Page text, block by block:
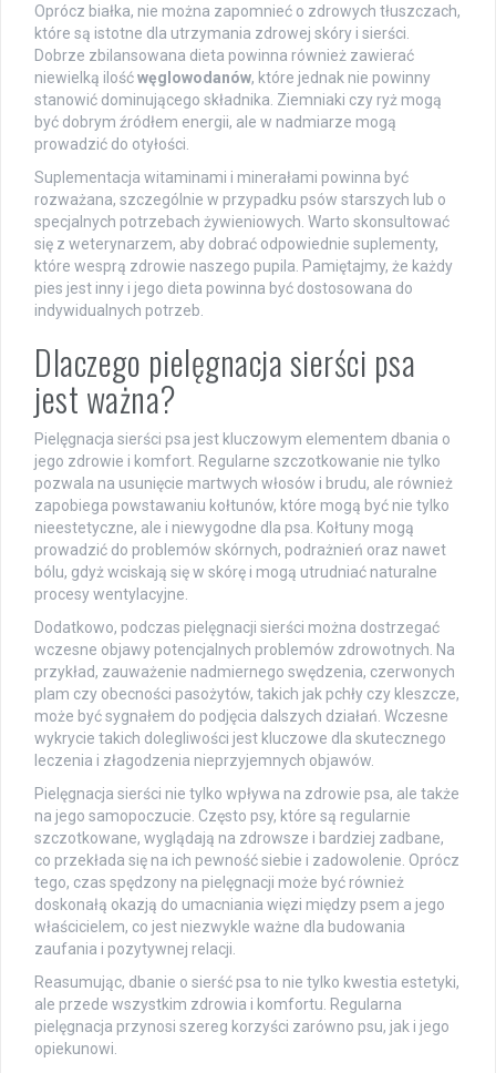
Oprócz białka, nie można zapomnieć o zdrowych tłuszczach,
które są istotne dla utrzymania zdrowej skóry i sierści.
Dobrze zbilansowana dieta powinna również zawierać
niewielką ilośćwęglowodanów, które jednak nie powinny
stanowić dominującego składnika. Ziemniaki czy ryż mogą
być dobrym źródłem energii, ale w nadmiarze mogą
prowadzić do otyłości.
Suplementacja witaminami i minerałami powinna być
rozważana, szczególnie w przypadku psów starszych lub o
specjalnych potrzebach żywieniowych. Warto skonsultować
się z weterynarzem, aby dobrać odpowiednie suplementy,
które wesprą zdrowie naszego pupila. Pamiętajmy, że każdy
pies jest inny i jego dieta powinna być dostosowana do
indywidualnych potrzeb.
Dlaczego pielęgnacja sierści psa
jest ważna?
Pielęgnacja sierści psa jest kluczowym elementem dbania o
jego zdrowie i komfort. Regularne szczotkowanie nie tylko
pozwala na usunięcie martwych włosów i brudu, ale również
zapobiega powstawaniu kołtunów, które mogą być nie tylko
nieestetyczne, ale i niewygodne dla psa. Kołtuny mogą
prowadzić do problemów skórnych, podrażnień oraz nawet
bólu, gdyż wciskają się w skórę i mogą utrudniać naturalne
procesy wentylacyjne.
Dodatkowo, podczas pielęgnacji sierści można dostrzegać
wczesne objawy potencjalnych problemów zdrowotnych. Na
przykład, zauważenie nadmiernego swędzenia, czerwonych
plam czy obecności pasożytów, takich jak pchły czy kleszcze,
może być sygnałem do podjęcia dalszych działań. Wczesne
wykrycie takich dolegliwości jest kluczowe dla skutecznego
leczenia i złagodzenia nieprzyjemnych objawów.
Pielęgnacja sierści nie tylko wpływa na zdrowie psa, ale także
na jego samopoczucie. Często psy, które są regularnie
szczotkowane, wyglądają na zdrowsze i bardziej zadbane,
co przekłada się na ich pewność siebie i zadowolenie. Oprócz
tego, czas spędzony na pielęgnacji może być również
doskonałą okazją do umacniania więzi między psem a jego
właścicielem, co jest niezwykle ważne dla budowania
zaufania i pozytywnej relacji.
Reasumując, dbanie o sierść psa to nie tylko kwestia estetyki,
ale przede wszystkim zdrowia i komfortu. Regularna
pielęgnacja przynosi szereg korzyści zarówno psu, jak i jego
opiekunowi.